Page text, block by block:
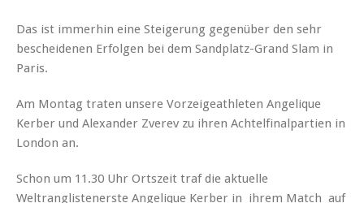
Das ist immerhin eine Steigerung gegenüber den sehr
bescheidenen Erfolgen bei dem Sandplatz-Grand Slam in
Paris.
Am Montag traten unsere Vorzeigeathleten Angelique
Kerber und Alexander Zverev zu ihren Achtelfinalpartien in
London an.
Schon um 11.30 Uhr Ortszeit traf die aktuelle
Weltranglistenerste Angelique Kerber in ihrem Match auf